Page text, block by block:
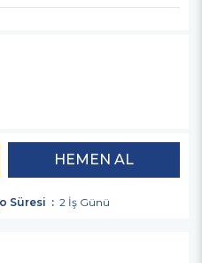
Süresi : 2 İş Günü